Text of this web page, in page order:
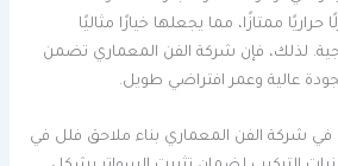
ممتازًا، مما يجعلها خيارًا مثاليًا
لذلك، فإن شركة الفن المعماري تضمن
عالية وعمر افتراضي طويل.
في شركة الفن المعماري بناء ملاحق فلل في